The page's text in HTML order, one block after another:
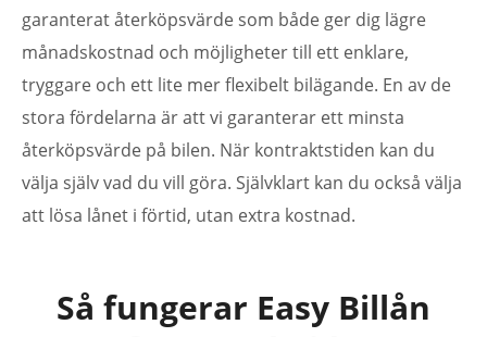
garanterat återköpsvärde som både ger dig lägre
månadskostnad och möjligheter till ett enklare,
tryggare och ett lite mer flexibelt bilägande. En av de
stora fördelarna är att vi garanterar ett minsta
återköpsvärde på bilen. När kontraktstiden kan du
välja själv vad du vill göra. Självklart kan du också välja
att lösa lånet i förtid, utan extra kostnad.
Så fungerar Easy Billån